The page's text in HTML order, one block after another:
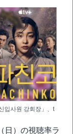
입사원 강회장」、t
日）の視聴率ラ